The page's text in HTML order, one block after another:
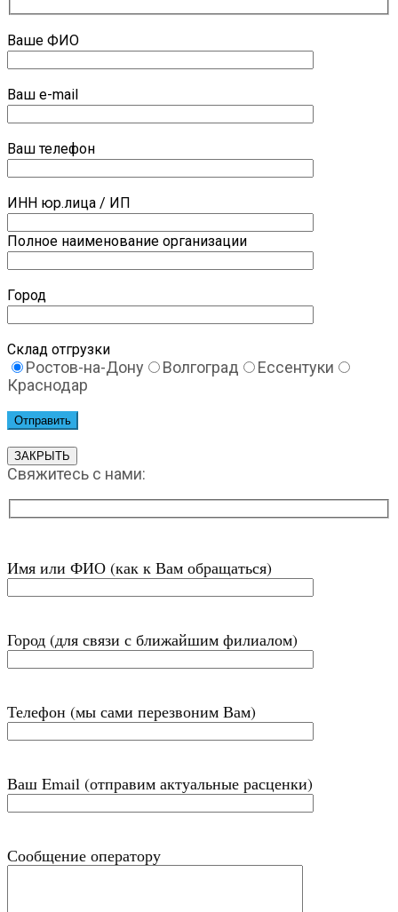
Ваше ФИО
Ваш e-mail
Ваш телефон
ИНН юр.лица / ИП
Полное наименование организации
Город
Склад отгрузки
Ростов-на-Дону Волгоград
Ессентуки
Краснодар
ЗАКРЫТЬ
Свяжитесь с нами:
Имя или ФИО (как к Вам обращаться)
Город (для связи с ближайшим филиалом)
Телефон (мы сами перезвоним Вам)
Ваш Email (отправим актуальные расценки)
Сообщение оператору